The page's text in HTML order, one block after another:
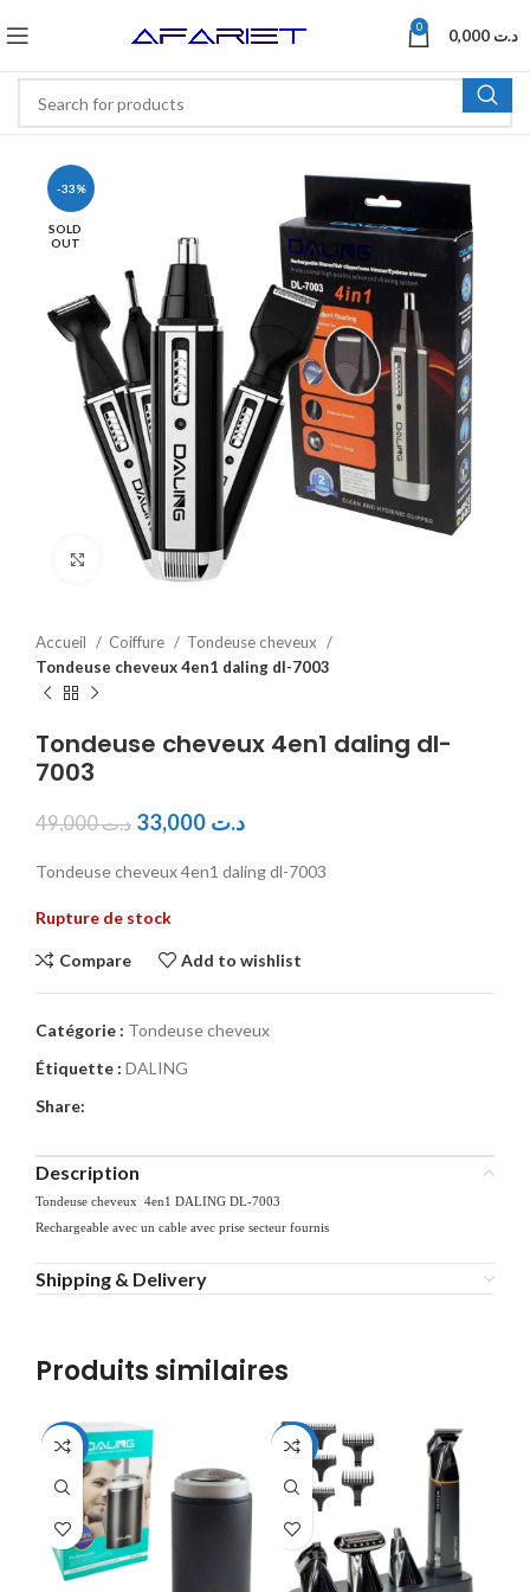
0 د.ت
-33%
SOLD
OUT
Click to enlarge
Accueil Coiffure
Tondeuse cheveux
Tondeuse cheveux 4en1 daling dl-7003
Tondeuse cheveux 4en1 daling dl-
7003
د.ت49,000 د.ت
Tondeuse cheveux 4en1 daling dl-7003
Rupture de stock
Compare Add to wishlist
Catégorie : Tondeuse cheveux
Étiquette : DALING
Share:
Description
Tondeuse cheveux 4en1 DALING DL-7003
Rechargeable avec un cable avec prise secteur fournis
Shipping & Delivery
Produits similaires
-22% -24%